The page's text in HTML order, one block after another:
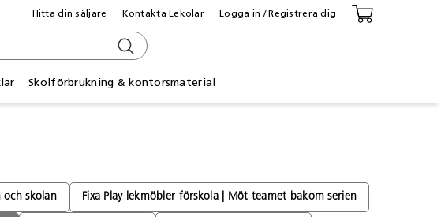
Skolförbrukning & kontorsmaterial
Hitta din säljare Kontakta Lekolar Logga in / Registrera dig
och skolan Fixa Play lekmöbler förskola | Möt teamet bakom serien